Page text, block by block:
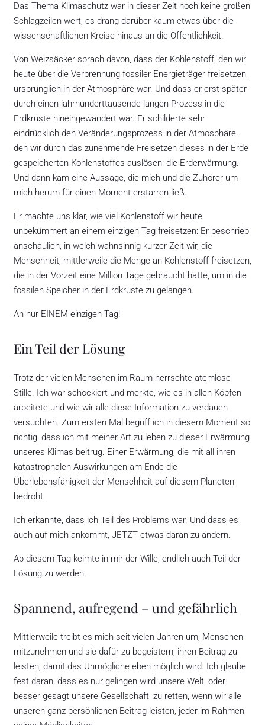
Das Thema Klimaschutz war in dieser Zeit noch keine großen
Schlagzeilen wert, es drang darüber kaum etwas über die
wissenschaftlichen Kreise hinaus an die Öffentlichkeit.
Von Weizsäcker sprach davon, dass der Kohlenstoff, den wir
heute über die Verbrennung fossiler Energieträger freisetzen,
ursprünglich in der Atmosphäre war. Und dass er erst später
durch einen jahrhunderttausende langen Prozess in die
Erdkruste hineingewandert war. Er schilderte sehr
eindrücklich den Veränderungsprozess in der Atmosphäre,
den wir durch das zunehmende Freisetzen dieses in der Erde
gespeicherten Kohlenstoffes auslösen: die Erderwärmung.
Und dann kam eine Aussage, die mich und die Zuhörer um
mich herum für einen Moment erstarren ließ.
Er machte uns klar, wie viel Kohlenstoff wir heute
unbekümmert an einem einzigen Tag freisetzen: Er beschrieb
anschaulich, in welch wahnsinnig kurzer Zeit wir, die
Menschheit, mittlerweile die Menge an Kohlenstoff freisetzen,
die in der Vorzeit eine Million Tage gebraucht hatte, um in die
fossilen Speicher in der Erdkruste zu gelangen.
An nur EINEM einzigen Tag!
Ein Teil der Lösung
Trotz der vielen Menschen im Raum herrschte atemlose
Stille. Ich war schockiert und merkte, wie es in allen Köpfen
arbeitete und wie wir alle diese Information zu verdauen
versuchten. Zum ersten Mal begriff ich in diesem Moment so
richtig, dass ich mit meiner Art zu leben zu dieser Erwärmung
unseres Klimas beitrug. Einer Erwärmung, die mit all ihren
katastrophalen Auswirkungen am Ende die
Überlebensfähigkeit der Menschheit auf diesem Planeten
bedroht.
Ich erkannte, dass ich Teil des Problems war. Und dass es
auch auf mich ankommt, JETZT etwas daran zu ändern.
Ab diesem Tag keimte in mir der Wille, endlich auch Teil der
Lösung zu werden.
Spannend, aufregend – und gefährlich
Mittlerweile treibt es mich seit vielen Jahren um, Menschen
mitzunehmen und sie dafür zu begeistern, ihren Beitrag zu
leisten, damit das Unmögliche eben möglich wird. Ich glaube
fest daran, dass es nur gelingen wird unsere Welt, oder
besser gesagt unsere Gesellschaft, zu retten, wenn wir alle
unseren ganz persönlichen Beitrag leisten, jeder im Rahmen